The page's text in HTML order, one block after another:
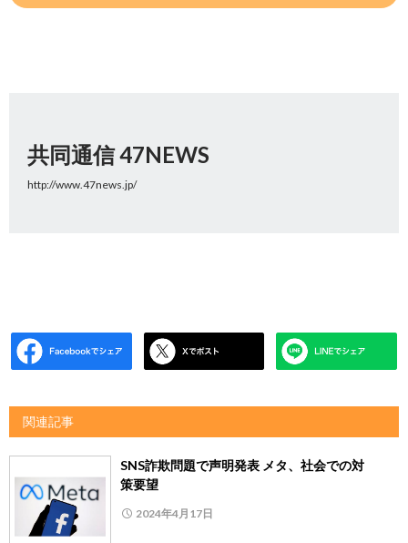
共同通信 47NEWS
http://www.47news.jp/
関連記事
SNS詐欺問題で声明発表 メタ、社会での対
策要望
2024年4月17日